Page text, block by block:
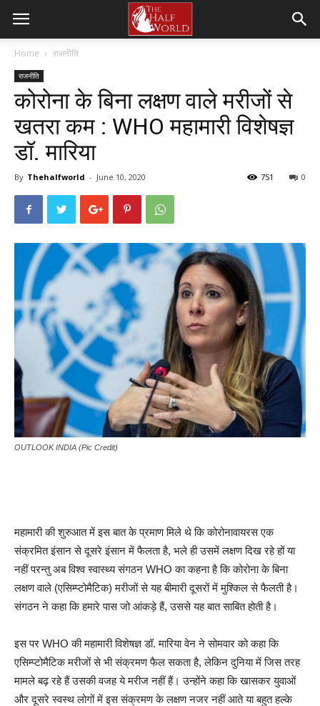
Home राजनीति
राजनीति
कोरोना के बिना लक्षण वाले मरीजों से
खतरा कम : WHO महामारी विशेषज्ञ
डॉ. मारिया
By Thehalfworld - June 10, 2020 0
751
OUTLOOK INDIA (Pic Credit)
महामारी की शुरुआत में इस बात के प्रमाण मिले थे कि कोरोनावायरस एक
संक्रमित इंसान से दूसरे इंसान में फैलता है, भले ही उसमें लक्षण दिख रहे हों या
नहीं परन्तु अब विश्व स्वास्थ्य संगठन WHO का कहना है कि कोरोना के बिना
लक्षण वाले (एसिम्प्टोमैटिक) मरीजों से यह बीमारी दूसरों में मुश्किल से फैलती है।
संगठन ने कहा कि हमारे पास जो आंकड़े हैं, उससे यह बात साबित होती है।
इस पर WHO की महामारी विशेषज्ञ डॉ. मारिया वेन ने सोमवार को कहा कि
एसिम्प्टोमैटिक मरीजों से भी संक्रमण फैल सकता है, लेकिन दुनिया में जिस तरह
मामले बढ़ रहे हैं उसकी वजह ये मरीज नहीं हैं। उन्होंने कहा कि खासकर युवाओं
और दूसरे स्वस्थ लोगों में इस संक्रमण के लक्षण नजर नहीं आते या बहुत हल्के